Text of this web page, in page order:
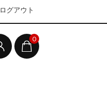
0
ログアウト